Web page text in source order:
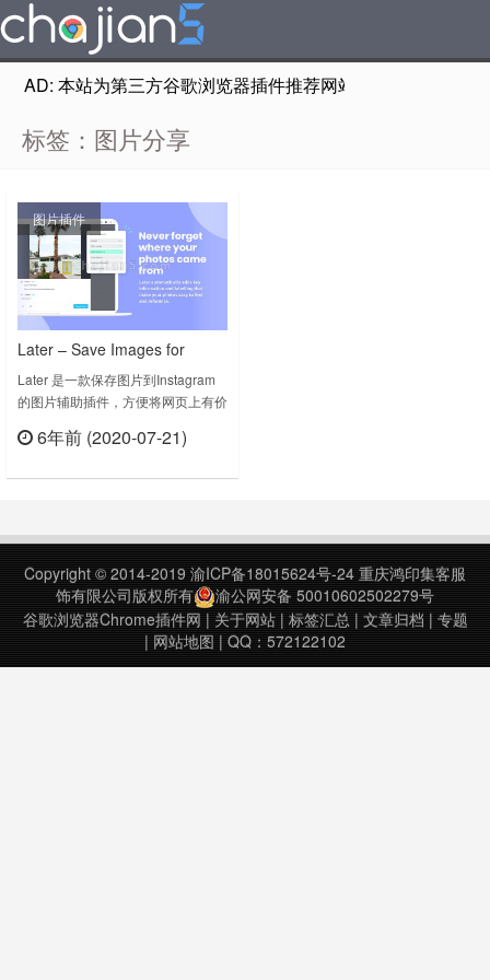
AD: 本站为第三方谷歌浏览器插件推荐网站，非Google
标签：图片分享
图片插件
Later – Save Images for
Instagram将网页图片分享到
Instagram
Later 是一款保存图片到Instagram
的图片辅助插件，方便将网页上有价
果要分图片到社交媒体，只需右键单
using the Later Chrome ……
6年前 (2020-07-21)
Copyright © 2014-2019 渝ICP备18015624号-24 重庆鸿印集客服
饰有限公司版权所有
渝公网安备 50010602502279号
谷歌浏览器Chrome插件网 | 关于网站| 标签汇总| 文章归档 | 专题
| 网站地图 | QQ：572122102